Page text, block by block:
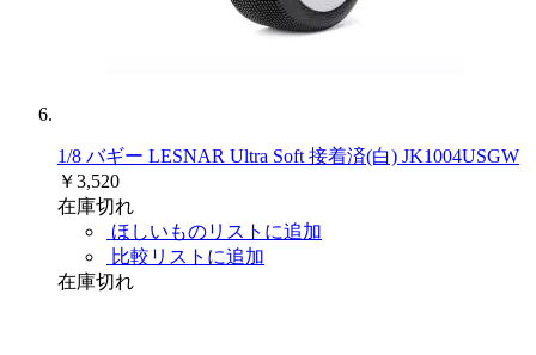
1/8 バギー LESNAR Ultra Soft 接着済(白) JK1004USGW
￥3,520
在庫切れ
ほしいものリストに追加
比較リストに追加
在庫切れ